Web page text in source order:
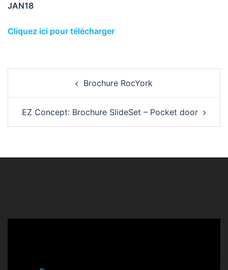
JAN18
Cliquez ici pour télécharger
Brochure RocYork
EZ Concept: Brochure SlideSet – Pocket door